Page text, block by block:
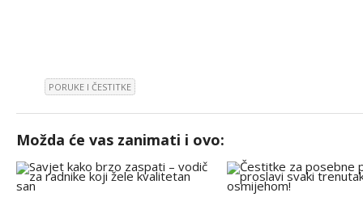
PORUKE I ČESTITKE
Možda će vas zanimati i ovo: